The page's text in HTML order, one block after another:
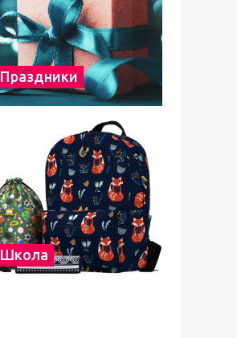
Праздники
Школа